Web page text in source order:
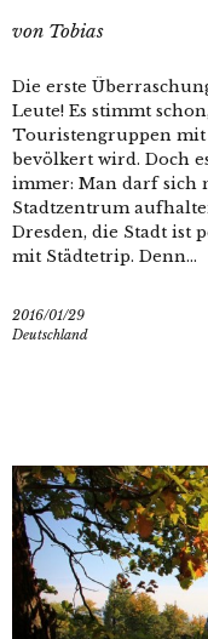
von Tobias
Die erste
Leute! Es stimmt
Touristengruppen mit
bevölkert wird. Doch
immer: Man darf sich
Stadtzentrum
Dresden, die Stadt ist
mit Städtetrip. Denn...
2016/01/29
Deutschland